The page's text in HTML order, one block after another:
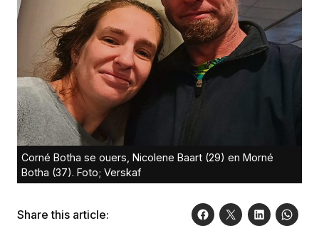
Corné Botha se ouers, Nicolene Baart (29) en Morné
Botha (37). Foto; Verskaf
Share this article: